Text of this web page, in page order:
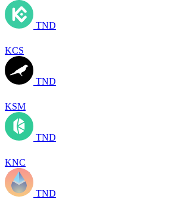
TND
KCS
TND
KSM
TND
KNC
TND